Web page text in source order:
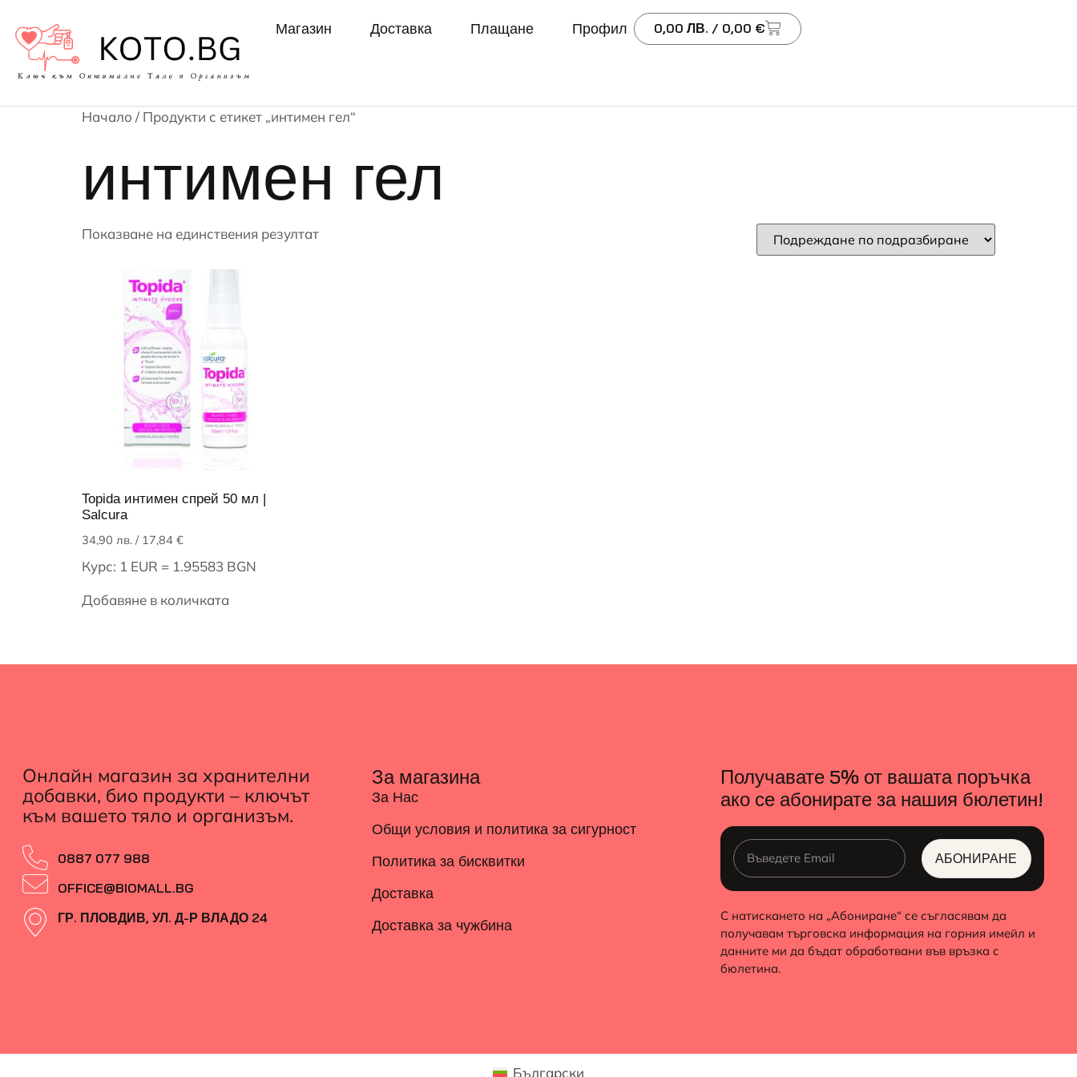
Магазин Доставка Плащане Профил 0,00 ЛВ. / 0,00 €
Начало / Продукти с етикет „интимен гел“
интимен гел
Показване на единствения резултат
Topida интимен спрей 50 мл |
Salcura
34,90 лв. / 17,84 €
Курс: 1 EUR = 1.95583 BGN
Добавяне в количката
Онлайн магазин за хранителни
добавки, био продукти – ключът
към вашето тяло и организъм.
0887 077 988
OFFICE@BIOMALL.BG
ГР. ПЛОВДИВ, УЛ. Д-Р ВЛАДО 24
За магазина
За Нас
Общи условия и политика за сигурност
Политика за бисквитки
Доставка
Доставка за чужбина
Получавате 5% от вашата поръчка
ако се абонирате за нашия бюлетин!
АБОНИРАНЕ
ALTERNATIVE:
С натискането на „Абониране“ се съгласявам да
получавам търговска информация на горния имейл и
данните ми да бъдат обработвани във връзка с
бюлетина.
Български